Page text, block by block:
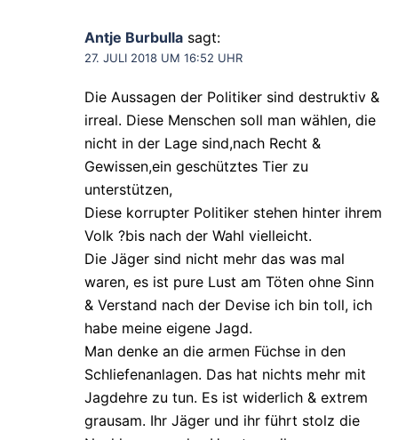
Antje Burbulla sagt:
27. JULI 2018 UM 16:52 UHR
Die Aussagen der Politiker sind destruktiv &
irreal. Diese Menschen soll man wählen, die
nicht in der Lage sind,nach Recht &
Gewissen,ein geschütztes Tier zu
unterstützen,
Diese korrupter Politiker stehen hinter ihrem
Volk ?bis nach der Wahl vielleicht.
Die Jäger sind nicht mehr das was mal
waren, es ist pure Lust am Töten ohne Sinn
& Verstand nach der Devise ich bin toll, ich
habe meine eigene Jagd.
Man denke an die armen Füchse in den
Schliefenanlagen. Das hat nichts mehr mit
Jagdehre zu tun. Es ist widerlich & extrem
grausam. Ihr Jäger und ihr führt stolz die